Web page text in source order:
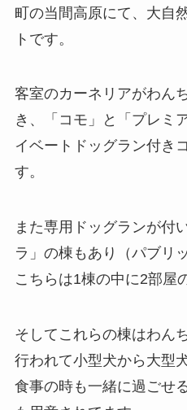
町の当間高原にて、大自
トです。
客室のカーネリアがわん
き、「コモ」と「プレミ
イベートドッグラン付き
す。
また専用ドッグランが付
ラ」の棟もあり（パブリ
こちらは1棟の中に2部屋
そしてこれらの棟はわん
行われて小型犬から大型
食事の時も一緒に過ごせ